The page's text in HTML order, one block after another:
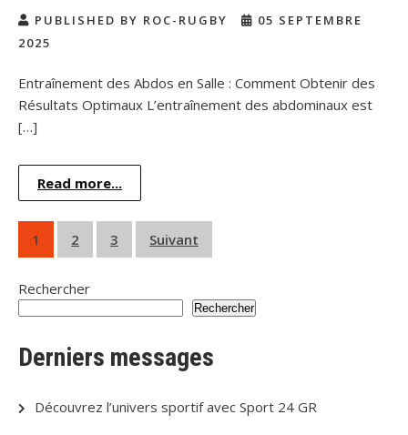
PUBLISHED BY ROC-RUGBY
05 SEPTEMBRE
2025
Entraînement des Abdos en Salle : Comment Obtenir des
Résultats Optimaux L’entraînement des abdominaux est
[…]
Read more...
Pagination
des
publications
1 2 3 Suivant
Rechercher
Rechercher
Derniers messages
Découvrez l’univers sportif avec Sport 24 GR